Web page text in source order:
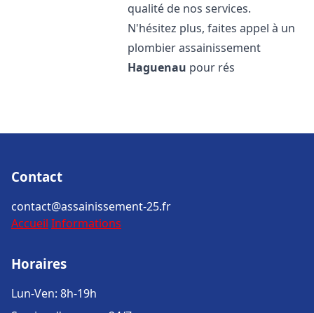
qualité de nos services.
N'hésitez plus, faites appel à un
plombier assainissement
Haguenau pour rés
Contact
contact@assainissement-25.fr
Accueil Informations
Horaires
Lun-Ven: 8h-19h